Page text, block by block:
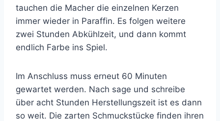
tauchen die Macher die einzelnen Kerzen
immer wieder in Paraffin. Es folgen weitere
zwei Stunden Abkühlzeit, und dann kommt
endlich Farbe ins Spiel.
Im Anschluss muss erneut 60 Minuten
gewartet werden. Nach sage und schreibe
über acht Stunden Herstellungszeit ist es dann
so weit. Die zarten Schmuckstücke finden ihren